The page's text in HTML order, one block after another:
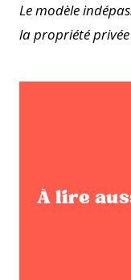
Le modèle
la propriété
À lire